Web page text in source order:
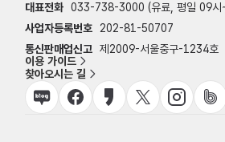
대표전화 033-738-3000 (유료, 평일 09시
사업자등록번호
202-81-50707
통신판매업신고 제2009-서울중구-1234호
이용 가이드
찾아오시는 길